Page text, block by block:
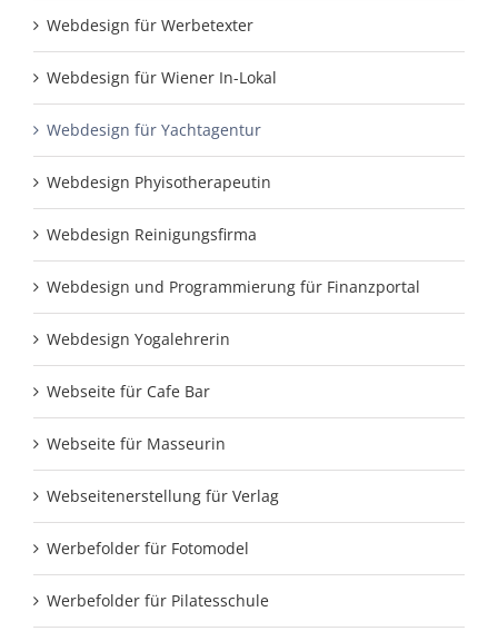
Webdesign für Werbetexter
Webdesign für Wiener In-Lokal
Webdesign für Yachtagentur
Webdesign Phyisotherapeutin
Webdesign Reinigungsfirma
Webdesign und Programmierung für Finanzportal
Webdesign Yogalehrerin
Webseite für Cafe Bar
Webseite für Masseurin
Webseitenerstellung für Verlag
Werbefolder für Fotomodel
Werbefolder für Pilatesschule